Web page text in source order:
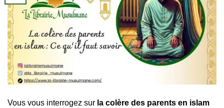
Vous vous interrogez sur la colère des parents en islam